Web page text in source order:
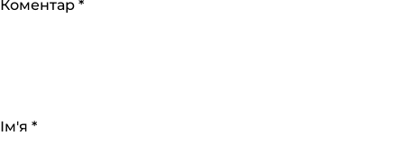
Коментар *
Ім'я *